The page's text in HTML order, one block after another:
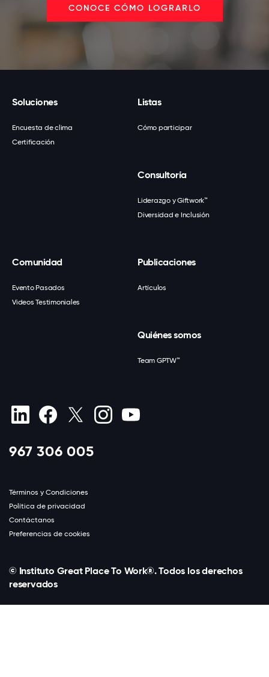
CONOCE CÓMO LOGRARLO
Soluciones
Encuesta de clima
Certificación
Listas
Cómo participar
Consultoría
Liderazgo y Giftwork™
Diversidad e Inclusión
Comunidad
Evento Pasados
Videos Testimoniales
Publicaciones
Artículos
Quiénes somos
Team GPTW™
967 306 005
Términos y Condiciones
Política de privacidad
Contáctanos
Preferencias de cookies
© Instituto Great Place To Work®. Todos los derechos
reservados